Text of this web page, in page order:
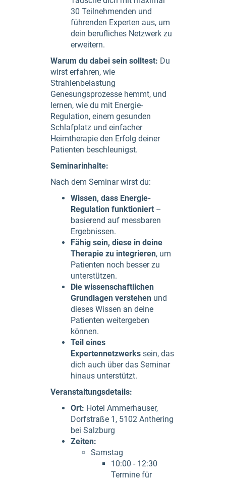
30 Teilnehmenden und
führenden Experten aus, um
dein berufliches Netzwerk zu
erweitern.
Warum du dabei sein solltest: Du
wirst erfahren, wie
Strahlenbelastung
Genesungsprozesse hemmt, und
lernen, wie du mit Energie-
Regulation, einem gesunden
Schlafplatz und einfacher
Heimtherapie den Erfolg deiner
Patienten beschleunigst.
Seminarinhalte:
Nach dem Seminar wirst du:
Wissen, dass Energie-
Regulation funktioniert –
basierend auf messbaren
Ergebnissen.
Fähig sein, diese in deine
Therapie zu integrieren, um
Patienten noch besser zu
unterstützen.
Die wissenschaftlichen
Grundlagen verstehen und
dieses Wissen an deine
Patienten weitergeben
können.
Teil eines
Expertennetzwerks sein, das
dich auch über das Seminar
hinaus unterstützt.
Veranstaltungsdetails:
Ort: Hotel Ammerhauser,
Dorfstraße 1, 5102 Anthering
bei Salzburg
Zeiten:
Samstag
10:00 - 12:30
Termine für